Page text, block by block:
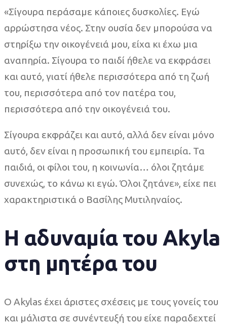
«Σίγουρα περάσαμε κάποιες δυσκολίες. Εγώ
αρρώστησα νέος. Στην ουσία δεν μπορούσα να
στηρίξω την οικογένειά μου, είχα κι έχω μια
αναπηρία. Σίγουρα το παιδί ήθελε να εκφράσει
και αυτό, γιατί ήθελε περισσότερα από τη ζωή
του, περισσότερα από τον πατέρα του,
περισσότερα από την οικογένειά του.
Σίγουρα εκφράζει και αυτό, αλλά δεν είναι μόνο
αυτό, δεν είναι η προσωπική του εμπειρία. Τα
παιδιά, οι φίλοι του, η κοινωνία… όλοι ζητάμε
συνεχώς, το κάνω κι εγώ. Όλοι ζητάνε», είχε πει
χαρακτηριστικά ο Βασίλης Μυτιληναίος.
Η αδυναμία του Akyla
στη μητέρα του
O Akylas έχει άριστες σχέσεις με τους γονείς του
και μάλιστα σε συνέντευξή του είχε παραδεχτεί